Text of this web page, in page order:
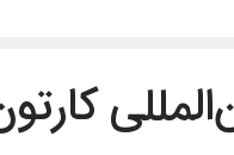
کارتون